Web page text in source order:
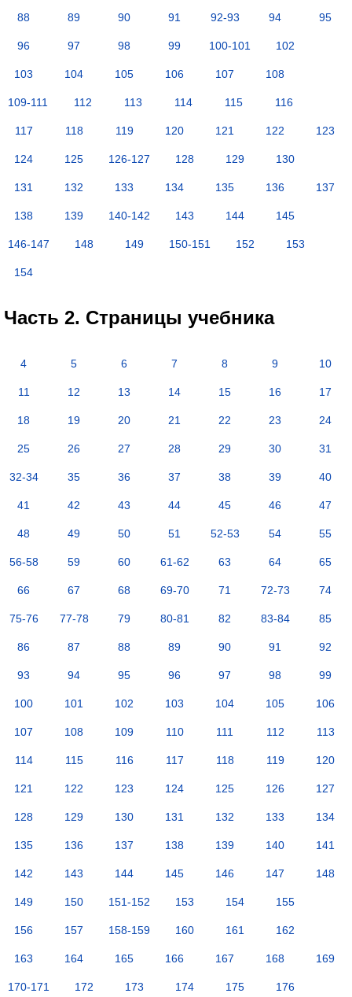
88 89 90 91 92-93 94 95
96 97 98 99 100-101 102
103 104 105 106 107 108
109-111 112 113 114 115 116
117 118 119 120 121 122 123
124 125 126-127 128 129 130
131 132 133 134 135 136 137
138 139 140-142 143 144 145
146-147 148 149 150-151 152 153
154
Часть 2. Страницы учебника
4 5 6 7 8 9 10
11 12 13 14 15 16 17
18 19 20 21 22 23 24
25 26 27 28 29 30 31
32-34 35 36 37 38 39 40
41 42 43 44 45 46 47
48 49 50 51 52-53 54 55
56-58 59 60 61-62 63 64 65
66 67 68 69-70 71 72-73 74
75-76 77-78 79 80-81 82 83-84 85
86 87 88 89 90 91 92
93 94 95 96 97 98 99
100 101 102 103 104 105 106
107 108 109 110 111 112 113
114 115 116 117 118 119 120
121 122 123 124 125 126 127
128 129 130 131 132 133 134
135 136 137 138 139 140 141
142 143 144 145 146 147 148
149 150 151-152 153 154 155
156 157 158-159 160 161 162
163 164 165 166 167 168 169
170-171 172 173 174 175 176